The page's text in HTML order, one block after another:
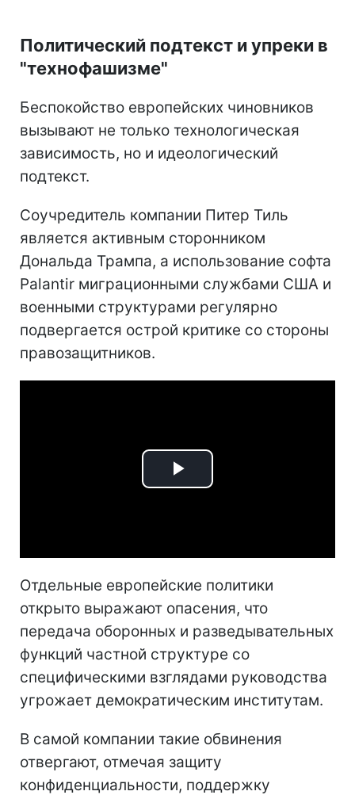
Политический подтекст и упреки в
"технофашизме"
Беспокойство европейских чиновников
вызывают не только технологическая
зависимость, но и идеологический
подтекст.
Соучредитель компании Питер Тиль
является активным сторонником
Дональда Трампа, а использование софта
Palantir миграционными службами США и
военными структурами регулярно
подвергается острой критике со стороны
правозащитников.
Play
Отдельные европейские политики
открыто выражают опасения, что
передача оборонных и разведывательных
функций частной структуре со
специфическими взглядами руководства
угрожает демократическим институтам.
В самой компании такие обвинения
отвергают, отмечая защиту
конфиденциальности, поддержку